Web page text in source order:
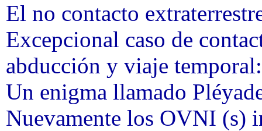
El no contacto
Excepcional caso de
abducción y viaje
Un enigma llamado
Nuevamente los OVNI (s)